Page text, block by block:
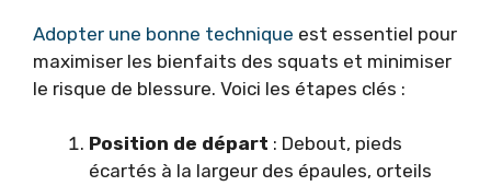
Adopter une bonne technique est essentiel pour
maximiser les bienfaits des squats et minimiser
le risque de blessure. Voici les étapes clés :
Position de départ : Debout, pieds
écartés à la largeur des épaules, orteils